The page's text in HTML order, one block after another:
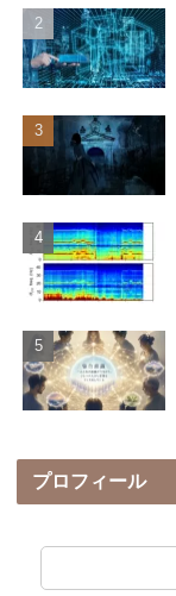
プロフィール